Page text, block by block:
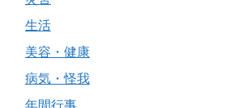
生活
美容・健康
病気・怪我